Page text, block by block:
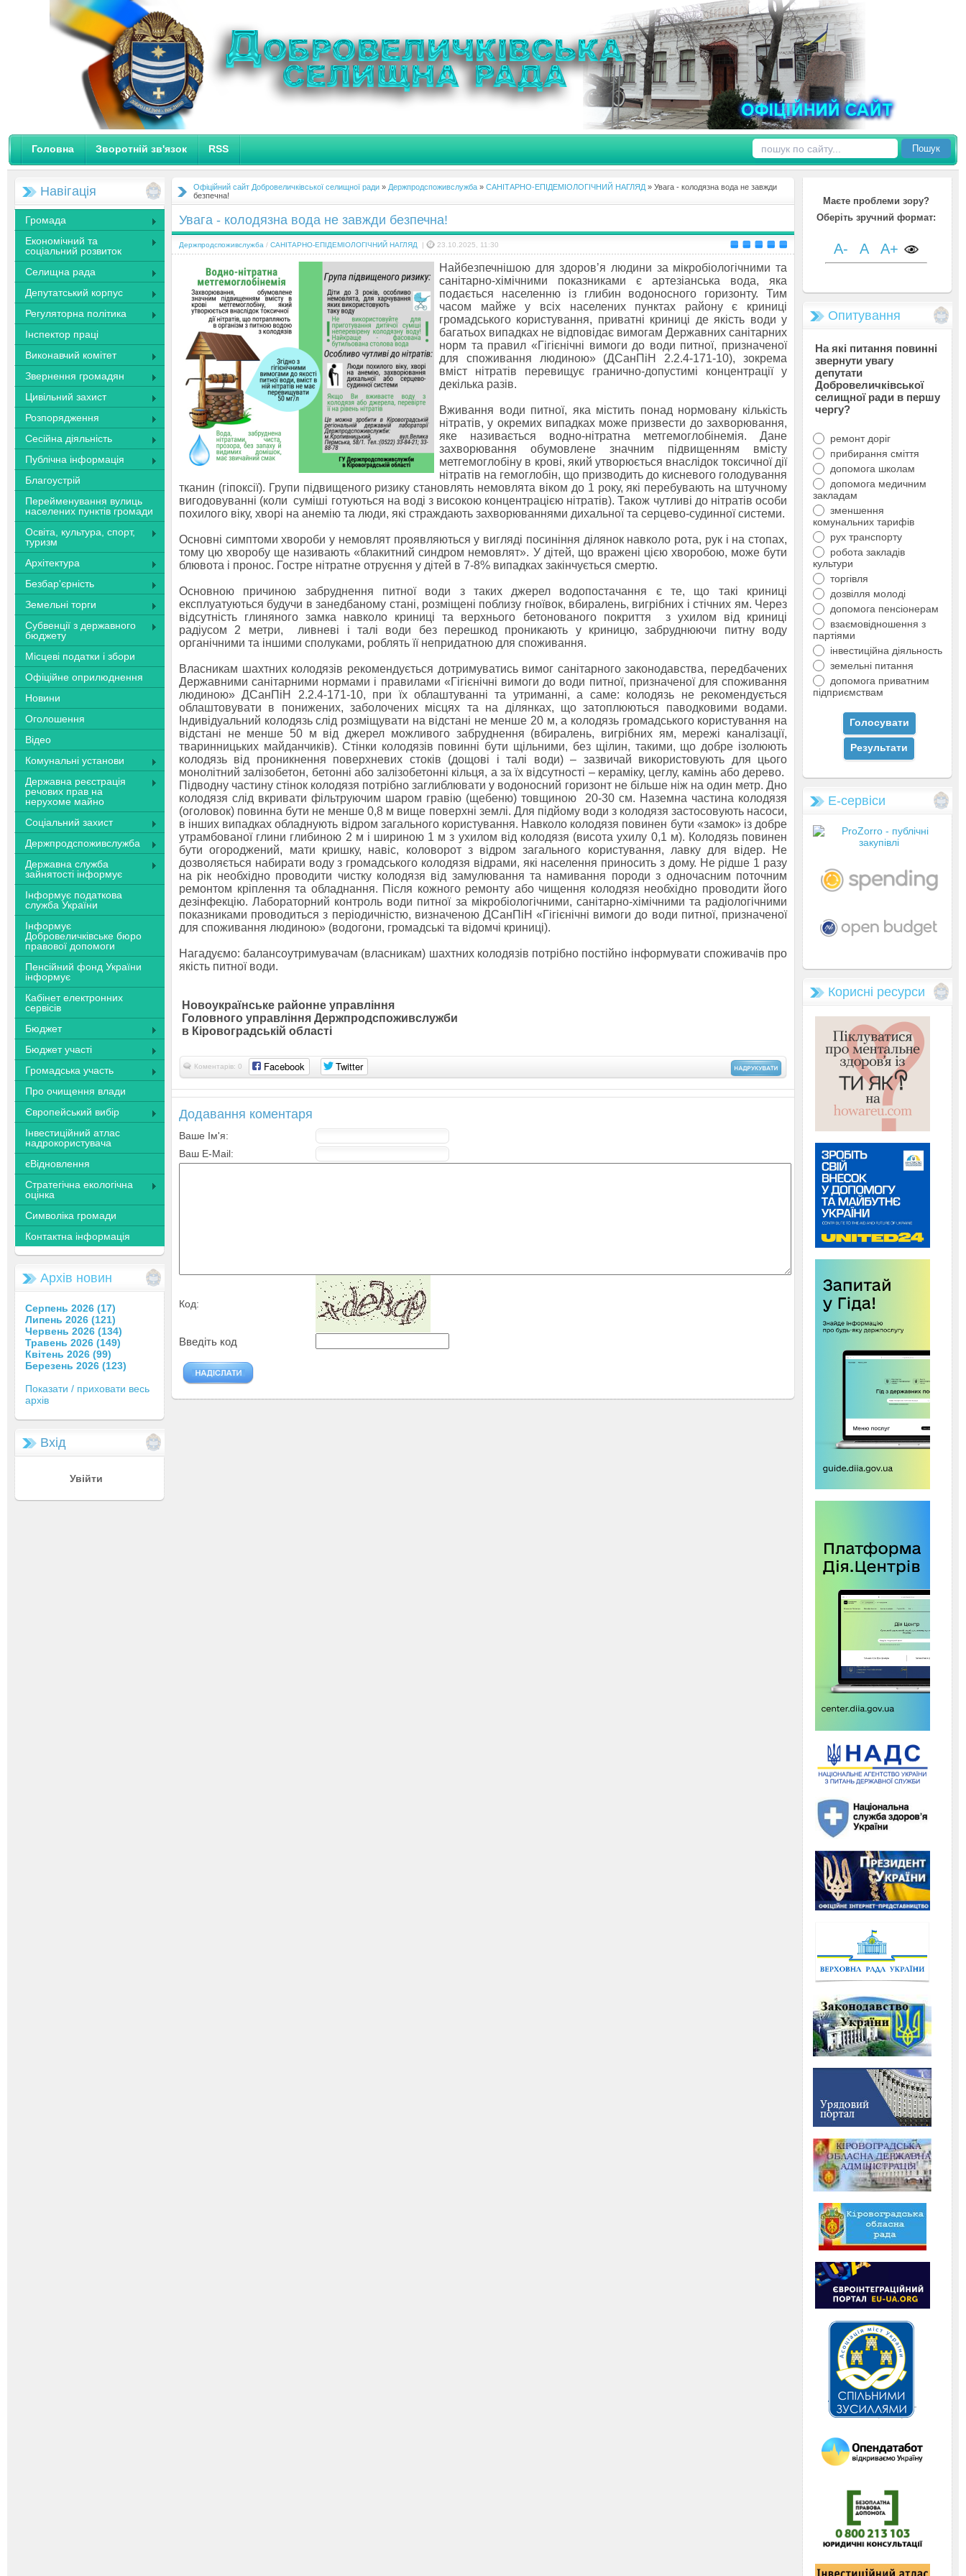
Головна Зворотній зв'язок RSS Пошук
Навігація
Громада
Економічний та
соціальний розвиток
Селищна рада
Депутатський корпус
Регуляторна політика
Інспектор праці
Виконавчий комітет
Звернення громадян
Цивільний захист
Розпорядження
Сесійна діяльність
Публічна інформація
Благоустрій
Перейменування вулиць
населених пунктів громади
Освіта, культура, спорт,
туризм
Архітектура
Безбар'єрність
Земельні торги
Субвенції з державного
бюджету
Місцеві податки і збори
Офіційне оприлюднення
Новини
Оголошення
Відео
Комунальні установи
Державна реєстрація
речових прав на
нерухоме майно
Соціальний захист
Держпродспоживслужба
Державна служба
зайнятості інформує
Інформує податкова
служба України
Інформує
Добровеличківське бюро
правової допомоги
Пенсійний фонд України
інформує
Кабінет електронних
сервісів
Бюджет
Бюджет участі
Громадська участь
Про очищення влади
Європейський вибір
Інвестиційний атлас
надрокористувача
єВідновлення
Стратегічна екологічна
оцінка
Символіка громади
Контактна інформація
Архів новин
Серпень 2026 (17)
Липень 2026 (121)
Червень 2026 (134)
Травень 2026 (149)
Квітень 2026 (99)
Березень 2026 (123)
Показати / приховати весь
архів
Вхід
Увійти
Офіційний сайт Добровеличківської селищної ради » Держпродспоживслужба » САНІТАРНО-ЕПІДЕМІОЛОГІЧНИЙ НАГЛЯД » Увага - колодязна вода не завжди
безпечна!
Увага - колодязна вода не завжди безпечна!
Держпродспоживслужба / САНІТАРНО-ЕПІДЕМІОЛОГІЧНИЙ НАГЛЯД | 23.10.2025, 11:30
Найбезпечнішою для здоров’я людини за мікробіологічними та
санітарно-хімічними показниками є артезіанська вода, яка
подається населенню із глибин водоносного горизонту. Тим
часом майже у всіх населених пунктах району є криниці
громадського користування, приватні криниці де якість води у
багатьох випадках не відповідає вимогам Державних санітарних
норм та правил «Гігієнічні вимоги до води питної, призначеної
для споживання людиною» (ДСанПіН 2.2.4-171-10), зокрема
вміст нітратів перевищує гранично-допустимі концентрації у
декілька разів.
Вживання води питної, яка містить понад нормовану кількість
нітратів, у окремих випадках може призвести до захворювання,
яке називається водно-нітратна метгемоглобінемія. Дане
захворювання обумовлене значним підвищенням вмісту
метгемоглобіну в крові, який утворюється внаслідок токсичної дії
нітратів на гемоглобін, що призводить до кисневого голодування
тканин (гіпоксії). Групи підвищеного ризику становлять немовлята віком до 1 року, які перебувають на штучному
вигодовуванні (коли суміші готуються на воді з високою концентрацією нітратів). Також чутливі до нітратів особи
похилого віку, хворі на анемію та люди, які страждають захворюваннями дихальної та серцево-судинної системи.
Основні симптоми хвороби у немовлят проявляються у вигляді посиніння ділянок навколо рота, рук і на стопах,
тому цю хворобу ще називають «блакитний синдром немовлят». У дітей, що вражені цією хворобою, може бути
блювота і пронос. Гостре нітратне отруєння у дітей в 7-8% випадках закінчується смертю.
Основною причиною забруднення питної води з таких джерел водопостачання є те, що такі криниці
експлуатуються будучи в занедбаному стані, розміщені поблизу гноївок, вбиралень, вигрібних і стічних ям. Через
відсутність глиняного замка навколо криниці та верхнього бетонованого покриття з ухилом від криниці
радіусом 2 метри, ливневі і талі води без перешкод проникають у криницю, забруднюючи питну воду
органічними та іншими сполуками, роблять її непридатною для споживання.
Власникам шахтних колодязів рекомендується дотримуватись вимог санітарного законодавства, передбачених
Державними санітарними нормами і правилами «Гігієнічні вимоги до води питної, призначеної для споживання
людиною» ДСанПіН 2.2.4-171-10, при їх облаштуванні та утриманні, а саме: колодязь не рекомендується
облаштовувати в понижених, заболочених місцях та на ділянках, що затоплюються паводковими водами.
Індивідуальний колодязь слід розміщувати на відстані не менше 20 м, а колодязь громадського користування на
відстані не менше 50 м від джерел можливого забруднення (вбиралень, вигрібних ям, мережі каналізації,
тваринницьких майданчиків). Стінки колодязів повинні бути щільними, без щілин, такими, що добре ізолюють
колодязь від проникнення поверхневих стоків (дощові і талі води) – зазвичай використовують для цього
монолітний залізобетон, бетонні або залізобетонні кільця, а за їх відсутності – кераміку, цеглу, камінь або дерево.
Підводну частину стінок колодязя потрібно заглиблювати у водоносний горизонт не більше ніж на один метр. Дно
колодязя слід вкривати фільтруючим шаром гравію (щебеню) товщиною 20-30 см. Наземна частина колодязя
(оголовок) повинна бути не менше 0,8 м вище поверхні землі. Для підйому води з колодязя застосовують насоси,
в інших випадках обладнують відром загального користування. Навколо колодязя повинен бути «замок» із добре
утрамбованої глини глибиною 2 м і шириною 1 м з ухилом від колодязя (висота ухилу 0,1 м). Колодязь повинен
бути огороджений, мати кришку, навіс, коловорот з відром загального користування, лавку для відер. Не
дозволяється набирати воду з громадського колодязя відрами, які населення приносить з дому. Не рідше 1 разу
на рік необхідно проводити чистку колодязя від замулювання та намивання породи з одночасним поточним
ремонтом кріплення та обладнання. Після кожного ремонту або чищення колодязя необхідно проводити його
дезінфекцію. Лабораторний контроль води питної за мікробіологічними, санітарно-хімічними та радіологічними
показниками проводиться з періодичністю, визначеною ДСанПіН «Гігієнічні вимоги до води питної, призначеної
для споживання людиною» (водогони, громадські та відомчі криниці).
Нагадуємо: балансоутримувачам (власникам) шахтних колодязів потрібно постійно інформувати споживачів про
якість питної води.
Новоукраїнське районне управління
Головного управління Держпродспоживслужби
в Кіровоградській області
Коментарів: 0 Facebook Twitter
Додавання коментаря
Ваше Ім'я:
Ваш E-Mail:
Код:
Введіть код
Маєте проблеми зору?
Оберіть зручний формат:
A- A A+
Опитування
На які питання повинні
звернути увагу
депутати
Добровеличківської
селищної ради в першу
чергу?
ремонт доріг
прибирання сміття
допомога школам
допомога медичним
закладам
зменшення
комунальних тарифів
рух транспорту
робота закладів
культури
торгівля
дозвілля молоді
допомога пенсіонерам
взаємовідношення з
партіями
інвестиційна діяльность
земельні питання
допомога приватним
підприємствам
Е-сервіси
Корисні ресурси